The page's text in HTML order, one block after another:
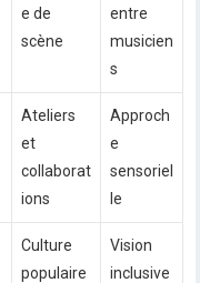
e de
scène
entre
musicien
s
Ateliers
et
collaborat
ions
Approch
e
sensoriel
le
Culture
populaire
Vision
inclusive